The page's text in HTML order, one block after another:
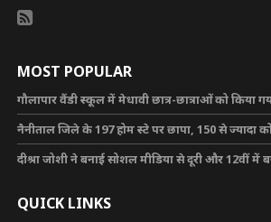
MOST POPULAR
गौलापार वैंडी स्कूल में मेधावी छात्र-छात्राओं को किया
नैनीताल जिले के 197 होम स्टे पर छापा, 150 से ज्यादा
दीश्रा जोशी ने बनाई सोशल मीडिया से दूरी और 12वीं में
QUICK LINKS